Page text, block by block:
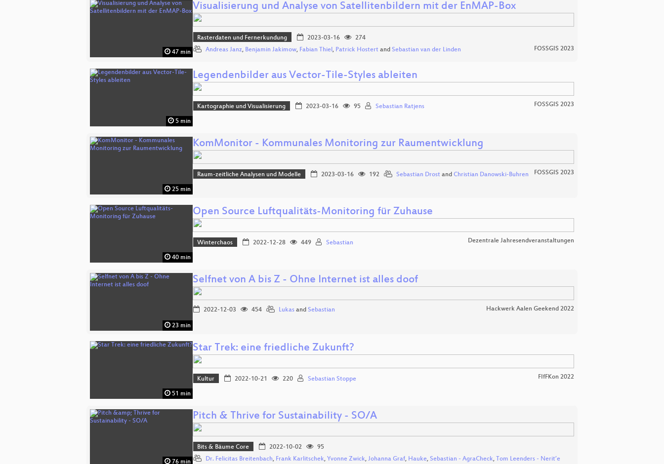
47 min
Visualisierung und Analyse von Satellitenbildern mit der EnMAP-Box
Rasterdaten und Fernerkundung 2023-03-16
274
Andreas Janz, Benjamin Jakimow, Fabian Thiel, Patrick Hostert and Sebastian van der Linden FOSSGIS 2023
5 min
Legendenbilder aus Vector-Tile-Styles ableiten
Kartographie und Visualisierung 2023-03-16 95 Sebastian Ratjens FOSSGIS 2023
25 min
KomMonitor - Kommunales Monitoring zur Raumentwicklung
Raum-zeitliche Analysen und Modelle 2023-03-16 192 Sebastian Drostand Christian Danowski-Buhren FOSSGIS 2023
40 min
Open Source Luftqualitäts-Monitoring für Zuhause
Winterchaos 2022-12-28 449 Sebastian Dezentrale Jahresendveranstaltungen
23 min
Selfnet von A bis Z - Ohne Internet ist alles doof
2022-12-03 454 Lukas and Sebastian Hackwerk Aalen Geekend 2022
51 min
Star Trek: eine friedliche Zukunft?
Kultur 2022-10-21 220 Sebastian Stoppe FIfFKon 2022
76 min
Pitch & Thrive for Sustainability - SO/A
Bits & Bäume Core 2022-10-02
95
Dr. Felicitas Breitenbach, Frank Karlitschek, Yvonne Zwick, Johanna Graf, Hauke, Sebastian - AgraCheck, Tom Leenders - Nerit’e